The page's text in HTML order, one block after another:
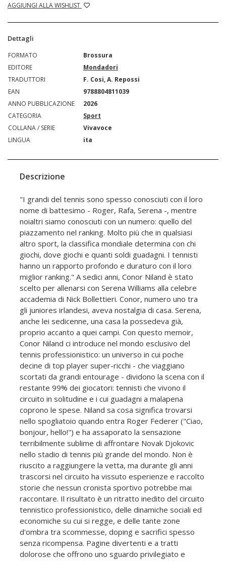
AGGIUNGI ALLA WISHLIST
Dettagli
FORMATO
Brossura
EDITORE
Mondadori
TRADUTTORI
F. Cosi, A. Repossi
EAN
9788804811039
ANNO PUBBLICAZIONE
2026
CATEGORIA
Sport
COLLANA / SERIE
Vivavoce
LINGUA
ita
Descrizione
"I grandi del tennis sono spesso conosciuti con il loro
nome di battesimo - Roger, Rafa, Serena -, mentre
noialtri siamo conosciuti con un numero: quello del
piazzamento nel ranking. Molto più che in qualsiasi
altro sport, la classifica mondiale determina con chi
giochi, dove giochi e quanti soldi guadagni. I tennisti
hanno un rapporto profondo e duraturo con il loro
miglior ranking." A sedici anni, Conor Niland è stato
scelto per allenarsi con Serena Williams alla celebre
accademia di Nick Bollettieri. Conor, numero uno tra
gli juniores irlandesi, aveva nostalgia di casa. Serena,
anche lei sedicenne, una casa la possedeva già,
proprio accanto a quei campi. Con questo memoir,
Conor Niland ci introduce nel mondo esclusivo del
tennis professionistico: un universo in cui poche
decine di top player super-ricchi - che viaggiano
scortati da grandi entourage - dividono la scena con il
restante 99% dei giocatori: tennisti che vivono il
circuito in solitudine e i cui guadagni a malapena
coprono le spese. Niland sa cosa significa trovarsi
nello spogliatoio quando entra Roger Federer ("Ciao,
bonjour, hello!") e ha assaporato la sensazione
terribilmente sublime di affrontare Novak Djokovic
nello stadio di tennis più grande del mondo. Non è
riuscito a raggiungere la vetta, ma durante gli anni
trascorsi nel circuito ha vissuto esperienze e raccolto
storie che nessun cronista sportivo potrebbe mai
raccontare. Il risultato è un ritratto inedito del circuito
tennistico professionistico, delle dinamiche sociali ed
economiche su cui si regge, e delle tante zone
d'ombra tra scommesse, doping e sacrifici spesso
senza ricompensa. Pagine divertenti e a tratti
dolorose che offrono uno sguardo privilegiato e